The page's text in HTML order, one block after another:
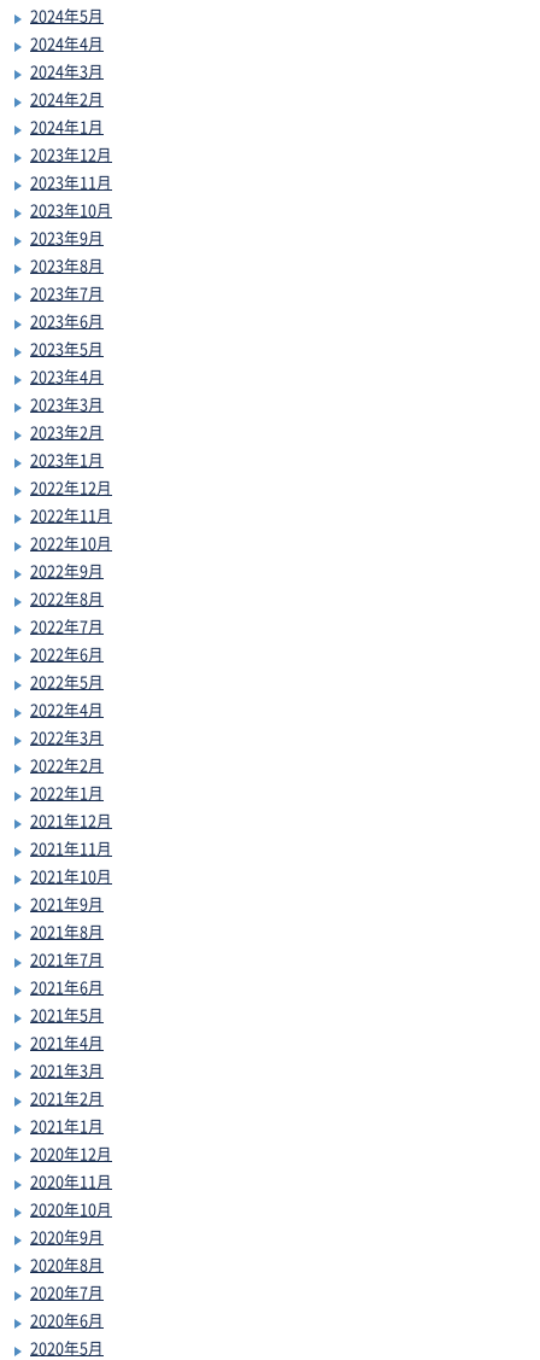
2024年5月
2024年4月
2024年3月
2024年2月
2024年1月
2023年12月
2023年11月
2023年10月
2023年9月
2023年8月
2023年7月
2023年6月
2023年5月
2023年4月
2023年3月
2023年2月
2023年1月
2022年12月
2022年11月
2022年10月
2022年9月
2022年8月
2022年7月
2022年6月
2022年5月
2022年4月
2022年3月
2022年2月
2022年1月
2021年12月
2021年11月
2021年10月
2021年9月
2021年8月
2021年7月
2021年6月
2021年5月
2021年4月
2021年3月
2021年2月
2021年1月
2020年12月
2020年11月
2020年10月
2020年9月
2020年8月
2020年7月
2020年6月
2020年5月